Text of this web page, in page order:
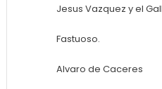
Jesus Vazquez y el
Fastuoso.
Alvaro de Caceres